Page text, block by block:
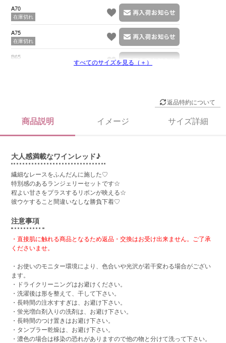
A70
在庫切れ
A75
在庫切れ
B65
すべてのサイズを見る（＋）
返品特約について
商品説明 イメージ サイズ詳細
大人感満載なワインレッド♪
繊細なレースをふんだんに施した♡
特別感のあるランジェリーセットです☆
程よい甘さをプラスするリボンが映える☆
彼ウケすること間違いなしな勝負下着♡
注意事項
・直接肌に触れる商品となるため返品・交換はお受け出来ません。ご了承
くださいませ。
・お使いのモニター環境により、色合いや光沢が若干変わる場合がござい
ます。
・ドライクリーニングはお避けください。
・洗濯後は形を整えて、干して下さい。
・長時間の注水すすぎは、お避け下さい。
・蛍光増白剤入りの洗剤は、お避け下さい。
・長時間のつけ置きはお避け下さい。
・タンブラー乾燥は、お避け下さい。
・濃色の場合は移染の恐れがありますので他の物と分けて洗って下さい。